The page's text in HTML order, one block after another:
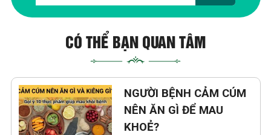
CÓ THỂ BẠN QUAN TÂM
NGƯỜI BỆNH CẢM CÚM
NÊN ĂN GÌ ĐỂ MAU
KHOẺ?